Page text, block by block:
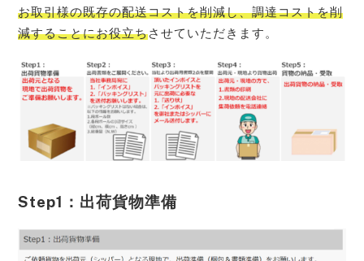
お取引様の既存の配送コストを削減し、調達コストを削
減することにお役立ちさせていただきます。
Step1：出荷貨物準備